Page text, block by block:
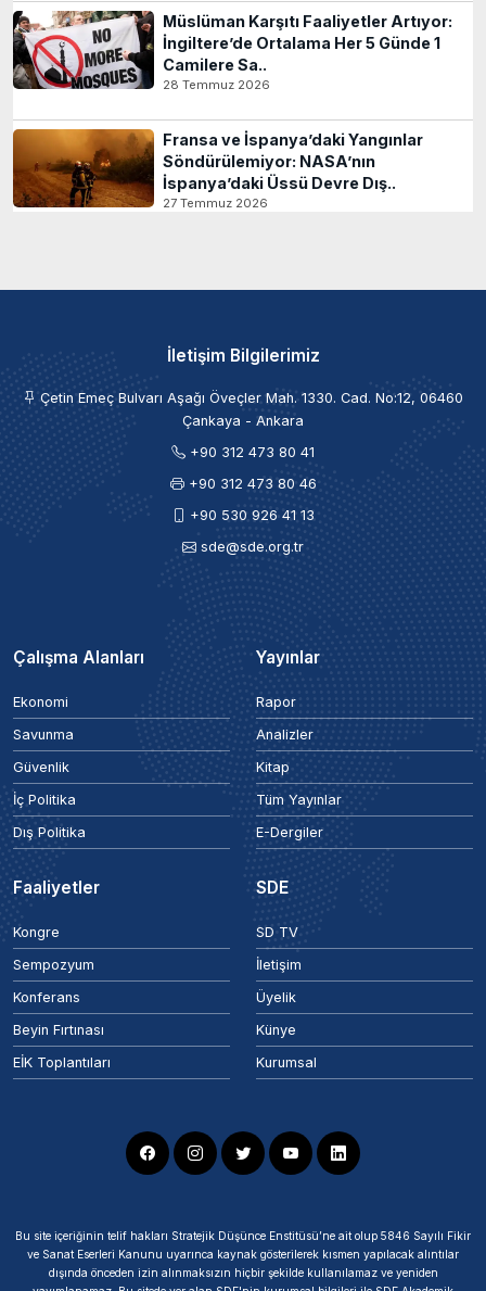
Müslüman Karşıtı Faaliyetler Artıyor:
İngiltere’de Ortalama Her 5 Günde 1
Camilere Sa..
28 Temmuz 2026
Fransa ve İspanya’daki Yangınlar
Söndürülemiyor: NASA’nın
İspanya’daki Üssü Devre Dış..
27 Temmuz 2026
İletişim Bilgilerimiz
Çetin Emeç Bulvarı Aşağı Öveçler Mah. 1330. Cad. No:12, 06460
Çankaya - Ankara
+90 312 473 80 41
+90 312 473 80 46
+90 530 926 41 13
sde@sde.org.tr
Çalışma Alanları
Ekonomi
Savunma
Güvenlik
İç Politika
Dış Politika
Yayınlar
Rapor
Analizler
Kitap
Tüm Yayınlar
E-Dergiler
Faaliyetler
Kongre
Sempozyum
Konferans
Beyin Fırtınası
EİK Toplantıları
SDE
SD TV
İletişim
Üyelik
Künye
Kurumsal
Bu site içeriğinin telif hakları Stratejik Düşünce Enstitüsü’ne ait olup 5846 Sayılı Fikir
ve Sanat Eserleri Kanunu uyarınca kaynak gösterilerek kısmen yapılacak alıntılar
dışında önceden izin alınmaksızın hiçbir şekilde kullanılamaz ve yeniden